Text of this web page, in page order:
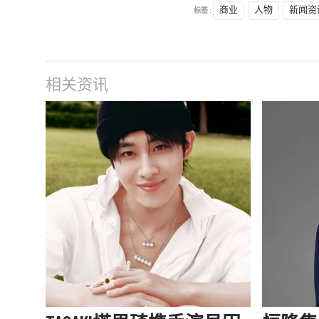
标签 : 商业 人物 新闻资
相关资讯